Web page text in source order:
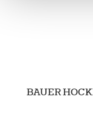
BAUER